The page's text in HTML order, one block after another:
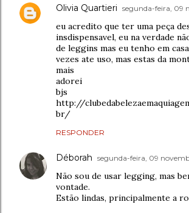
Olivia Quartieri segunda-feira, 09
eu acredito que ter uma peça
insdispensavel, eu na verdade
de leggins mas eu tenho em
vezes ate uso, mas estas da
mais
adorei
bjs
http://
br/
RESPONDER
Déborah segunda-feira, 09
Não sou de usar legging, mas
vontade.
Estão lindas, principalmente a